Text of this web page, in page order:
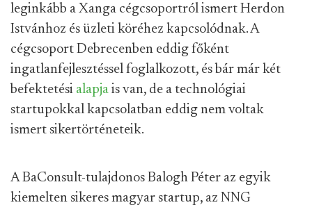
leginkább a Xanga cégcsoportról ismert Herdon
Istvánhoz és üzleti köréhez kapcsolódnak. A
cégcsoport Debrecenben eddig főként
ingatlanfejlesztéssel foglalkozott, és bár már két
befektetési alapja is van, de a technológiai
startupokkal kapcsolatban eddig nem voltak
ismert sikertörténeteik.
A BaConsult-tulajdonos Balogh Péter az egyik
kiemelten sikeres magyar startup, az NNG